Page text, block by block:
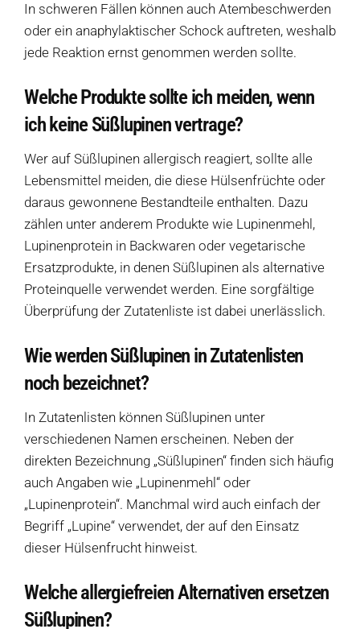
In schweren Fällen können auch Atembeschwerden
oder ein anaphylaktischer Schock auftreten, weshalb
jede Reaktion ernst genommen werden sollte.
Welche Produkte sollte ich meiden, wenn
ich keine Süßlupinen vertrage?
Wer auf Süßlupinen allergisch reagiert, sollte alle
Lebensmittel meiden, die diese Hülsenfrüchte oder
daraus gewonnene Bestandteile enthalten. Dazu
zählen unter anderem Produkte wie Lupinenmehl,
Lupinenprotein in Backwaren oder vegetarische
Ersatzprodukte, in denen Süßlupinen als alternative
Proteinquelle verwendet werden. Eine sorgfältige
Überprüfung der Zutatenliste ist dabei unerlässlich.
Wie werden Süßlupinen in Zutatenlisten
noch bezeichnet?
In Zutatenlisten können Süßlupinen unter
verschiedenen Namen erscheinen. Neben der
direkten Bezeichnung „Süßlupinen“ finden sich häufig
auch Angaben wie „Lupinenmehl“ oder
„Lupinenprotein“. Manchmal wird auch einfach der
Begriff „Lupine“ verwendet, der auf den Einsatz
dieser Hülsenfrucht hinweist.
Welche allergiefreien Alternativen ersetzen
Süßlupinen?